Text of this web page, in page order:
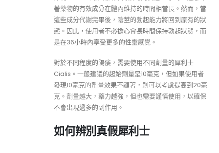
著藥物的有效成分在體內維持的時間相當長。然而，當
這些成分代謝完畢後，陰莖的勃起能力將回到原有的狀
態。因此，使用者不必擔心會長時間保持勃起狀態，而
是在36小時內享受更多的性靈感覺。
對於不同程度的陽痿，需要使用不同劑量的犀利士
Cialis。一般建議的起始劑量是10毫克，但如果使用者
發現10毫克的劑量效果不顯著，則可以考慮提高到20毫
克。劑量越大，藥力越強，但也需要謹慎使用，以確保
不會出現過多的副作用。
如何辨別真假犀利士